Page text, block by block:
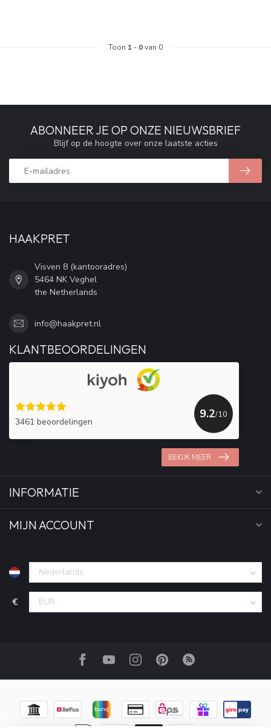
Toon 1 - 0van 0
ABONNEER JE OP ONZE NIEUWSBRIEF
Blijf op de hoogte over onze laatste acties
HAAKPRET
Visven 8 (kantooradres)
5464 NK Veghel
the Netherlands
info@haakpret.nl
KLANTBEOORDELINGEN
3461 beoordelingen
9.2/10
BEKIJK MEER
INFORMATIE
MIJN ACCOUNT
€